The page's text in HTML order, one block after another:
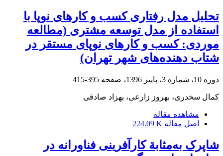
تحلیل مدل رفتاری کسب و کارهای نوپا با
استفاده از مدل توسعه مشتری (مطالعه
موردی: کسب و کارهای نوپای مستقر در
شتاب دهنده‌های شهر تهران)
دوره 10، شماره 3، پاییز 1396، صفحه 395-415
کمال سخدری، بهروز زارعی، بهزاد صادقی
مشاهده مقاله
اصل مقاله 224.09 K
شاپرک به‌مثابة کارآفرینی فناورانه در